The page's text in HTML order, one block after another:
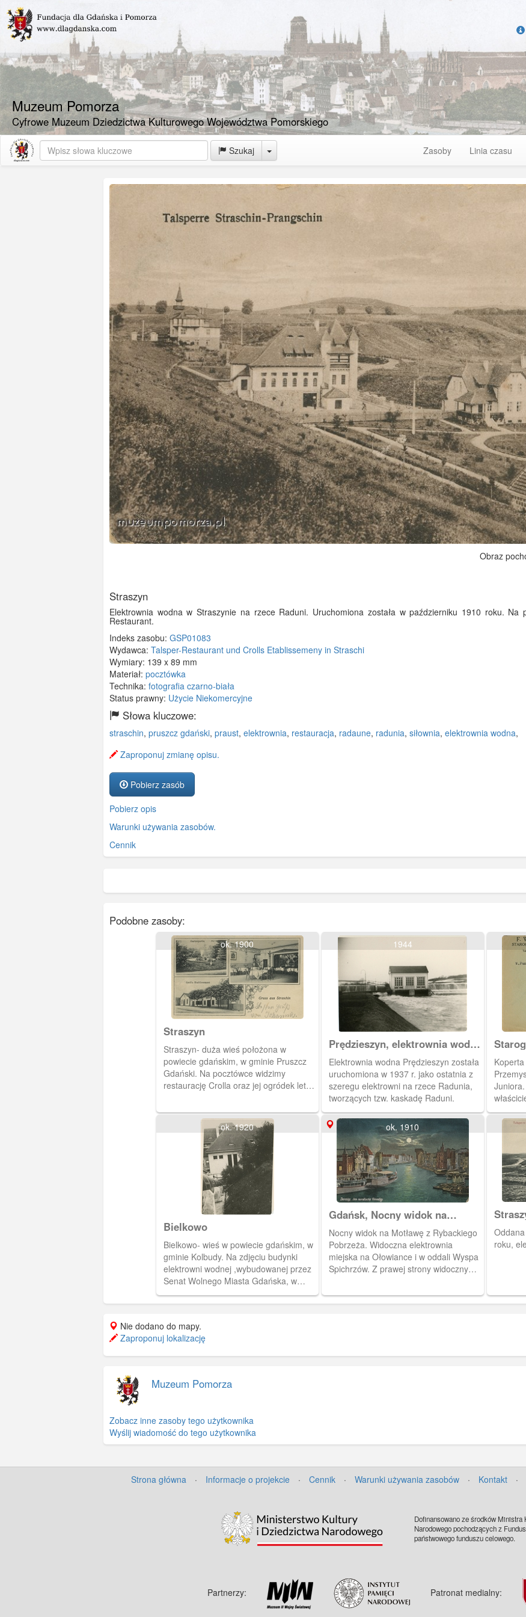
Muzeum Pomorza
Cyfrowe Muzeum Dziedzictwa Kulturowego Województwa Pomorskiego
Szukaj Toggle Dropdown Zasoby Linia czasu
Obraz
Straszyn
Elektrownia wodna w Straszynie na rzece Raduni. Uruchomiona została w październiku 1910 roku. Na
Restaurant.
Indeks zasobu: GSP01083
Wydawca: Talsper-Restaurant und Crolls Etablissemeny in Straschi
Wymiary: 139 x 89 mm
Materiał: pocztówka
Technika: fotografia czarno-biała
Status prawny: Użycie Niekomercyjne
Słowa kluczowe:
straschin, pruszcz gdański, praust, elektrownia, restauracja, radaune, radunia, siłownia, elektrownia wodna,
Zaproponuj zmianę opisu.
Pobierz zasób
Pobierz opis
Warunki używania zasobów.
Cennik
Podobne zasoby:
ok. 1900
Straszyn
Straszyn- duża wieś położona w
powiecie gdańskim, w gminie Pruszcz
Gdański. Na pocztówce widzimy
restaurację Crolla oraz jej ogródek letni
1944
Prędzieszyn, elektrownia wodna
na Raduni
Elektrownia wodna Prędzieszyn została
uruchomiona w 1937 r. jako ostatnia z
szeregu elektrowni na rzece Radunia,
tworzących tzw. kaskadę Raduni.
ok. 1920
Bielkowo
Bielkowo- wieś w powiecie gdańskim, w
gminie Kolbudy. Na zdjęciu budynki
elektrowni wodnej ,wybudowanej przez
Senat Wolnego Miasta Gdańska, w
1925 roku.
ok. 1910
Gdańsk, Nocny widok na
Motławę
Nocny widok na Motławę z Rybackiego
Pobrzeża. Widoczna elektrownia
miejska na Ołowiance i w oddali Wyspa
Spichrzów. Z prawej strony widoczny
świetle księżyca.
roku,
Nie dodano do mapy.
Zaproponuj lokalizację
Muzeum Pomorza
Zobacz inne zasoby tego użytkownika
Wyślij wiadomość do tego użytkownika
Strona główna · Informacje o projekcie · Cennik · Warunki używania zasobów · Kontakt ·
Dofinansowano ze środków
Narodowego pochodzących z
państwowego funduszu celowego.
Partnerzy: Patronat medialny: